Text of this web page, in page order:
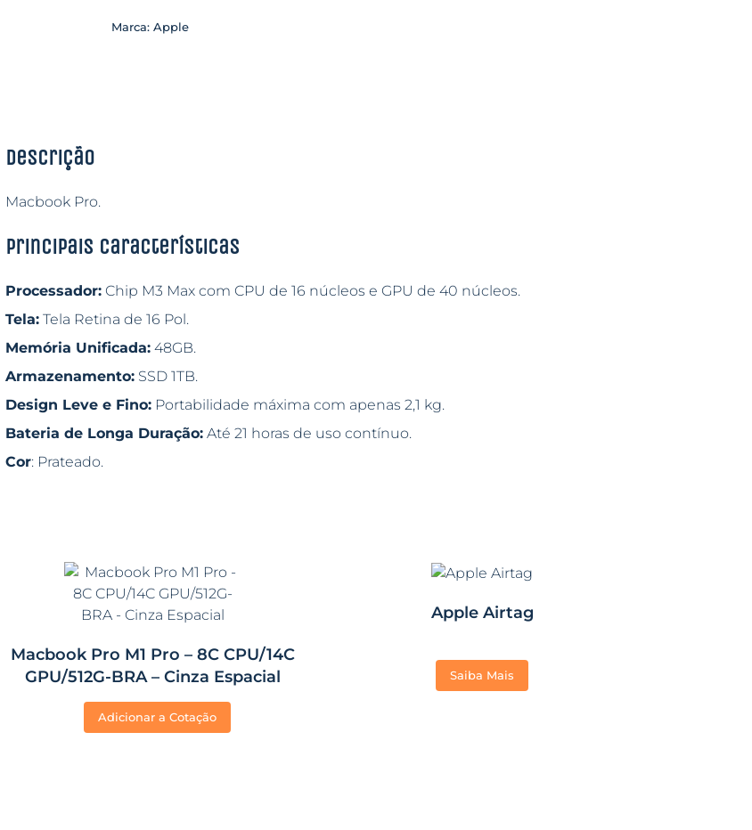
Marca: Apple
Descrição
Macbook Pro.
Principais características
Processador:Chip M3 Max com CPU de 16 núcleos e GPU de 40 núcleos.
Tela:Tela Retina de 16 Pol.
Memória Unificada:48GB.
Armazenamento:SSD 1TB.
Design Leve e Fino:Portabilidade máxima com apenas 2,1 kg.
Bateria de Longa Duração:Até 21 horas de uso contínuo.
Cor: Prateado.
Macbook Pro M1 Pro – 8C CPU/14C
GPU/512G-BRA – Cinza Espacial
Adicionar a Cotação
Apple Airtag
Saiba Mais